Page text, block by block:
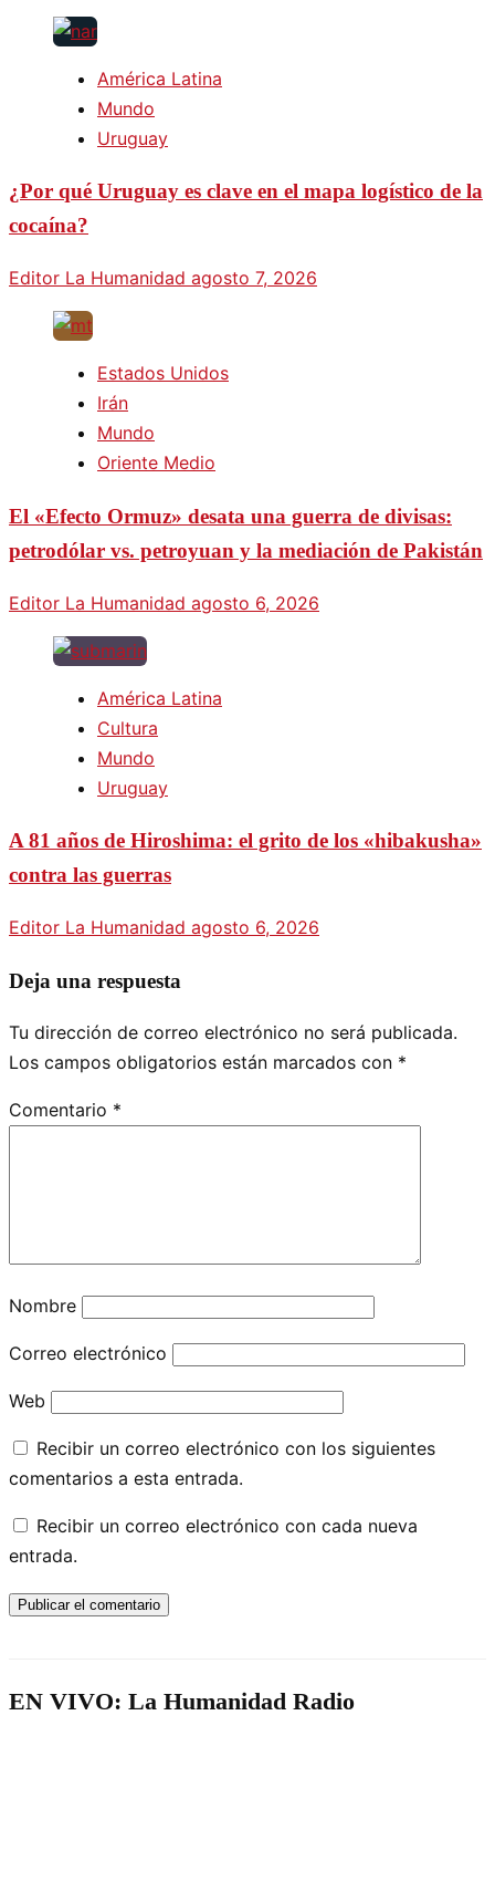
América Latina
Mundo
Uruguay
¿Por qué Uruguay es clave en el mapa logístico de la
cocaína?
Editor La Humanidad agosto 7, 2026
Estados Unidos
Irán
Mundo
Oriente Medio
El «Efecto Ormuz» desata una guerra de divisas:
petrodólar vs. petroyuan y la mediación de Pakistán
Editor La Humanidad agosto 6, 2026
América Latina
Cultura
Mundo
Uruguay
A 81 años de Hiroshima: el grito de los «hibakusha»
contra las guerras
Editor La Humanidad agosto 6, 2026
Deja una respuesta
Tu dirección de correo electrónico no será publicada.
Los campos obligatorios están marcados con *
Comentario *
Nombre
Correo electrónico
Web
Recibir un correo electrónico con los siguientes
comentarios a esta entrada.
Recibir un correo electrónico con cada nueva
entrada.
EN VIVO: La Humanidad Radio